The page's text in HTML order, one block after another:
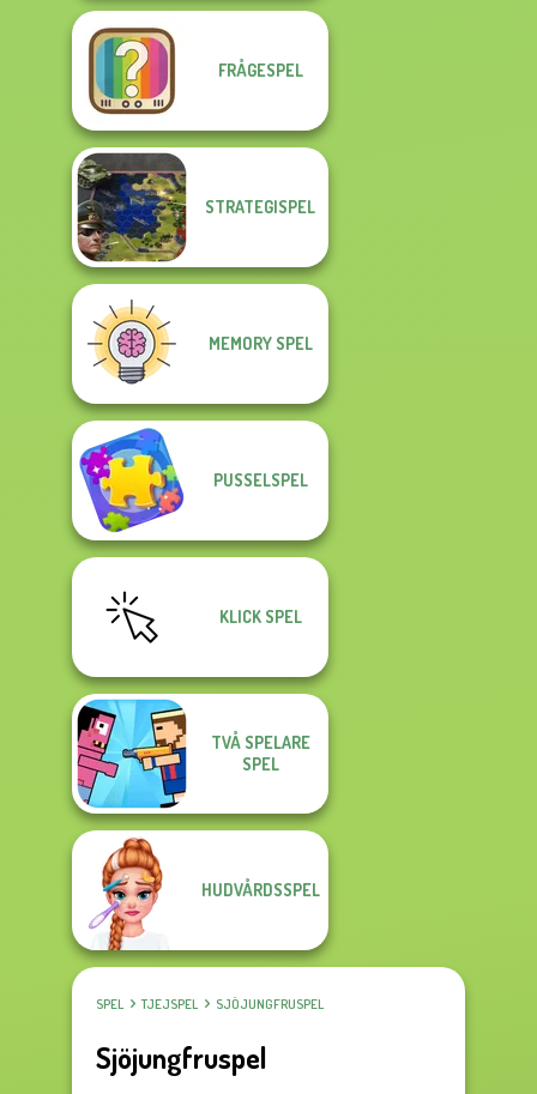
FRÅGESPEL
STRATEGISPEL
MEMORY SPEL
PUSSELSPEL
KLICK SPEL
TVÅ SPELARE
SPEL
HUDVÅRDSSPEL
SPEL TJEJSPEL SJÖJUNGFRUSPEL
Sjöjungfruspel